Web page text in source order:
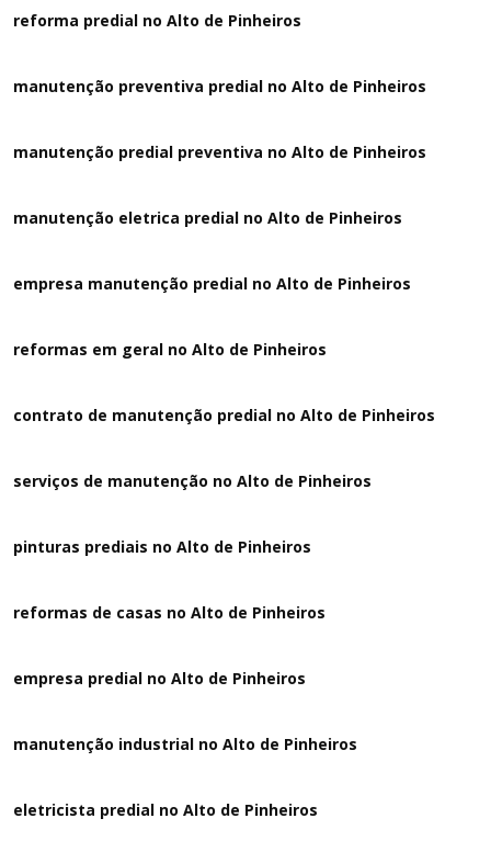
reforma predial no Alto de Pinheiros
manutenção preventiva predial no Alto de Pinheiros
manutenção predial preventiva no Alto de Pinheiros
manutenção eletrica predial no Alto de Pinheiros
empresa manutenção predial no Alto de Pinheiros
reformas em geral no Alto de Pinheiros
contrato de manutenção predial no Alto de Pinheiros
serviços de manutenção no Alto de Pinheiros
pinturas prediais no Alto de Pinheiros
reformas de casas no Alto de Pinheiros
empresa predial no Alto de Pinheiros
manutenção industrial no Alto de Pinheiros
eletricista predial no Alto de Pinheiros